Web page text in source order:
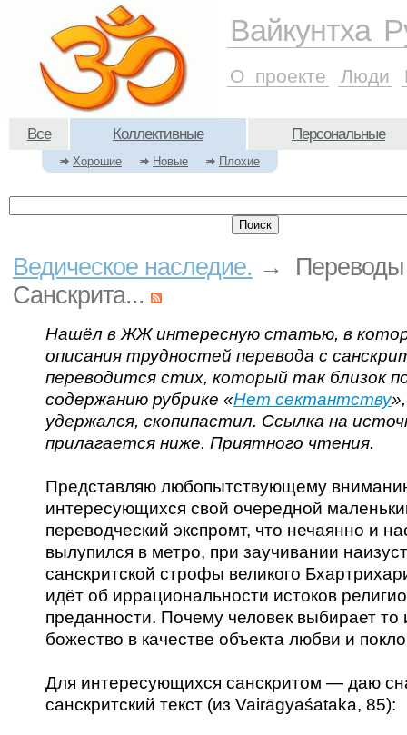
Все Коллективные Персональные
Хорошие Новые Плохие
Ведическое наследие. → Переводы
Санскрита...
Нашёл в ЖЖ интересную статью, в
описания трудностей перевода с
переводится стих, который так близок
содержанию рубрике «Нет сектантству
удержался, скопипастил. Ссылка на
прилагается ниже. Приятного чтения.
Представляю любопытствующему
интересующихся свой очередной
переводческий экспромт, что нечаянно и
вылупился в метро, при заучивании
санскритской строфы великого
идёт об иррациональности истоков
преданности. Почему человек выбирает то
божество в качестве объекта любви и
Для интересующихся санскритом — даю
санскритский текст (из Vairāgyaśataka, 85):
Вайкунтха
О проекте Люди